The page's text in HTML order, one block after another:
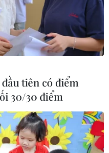
huynh
con cái
chat
miễn
tiên có điểm
30/30 điểm